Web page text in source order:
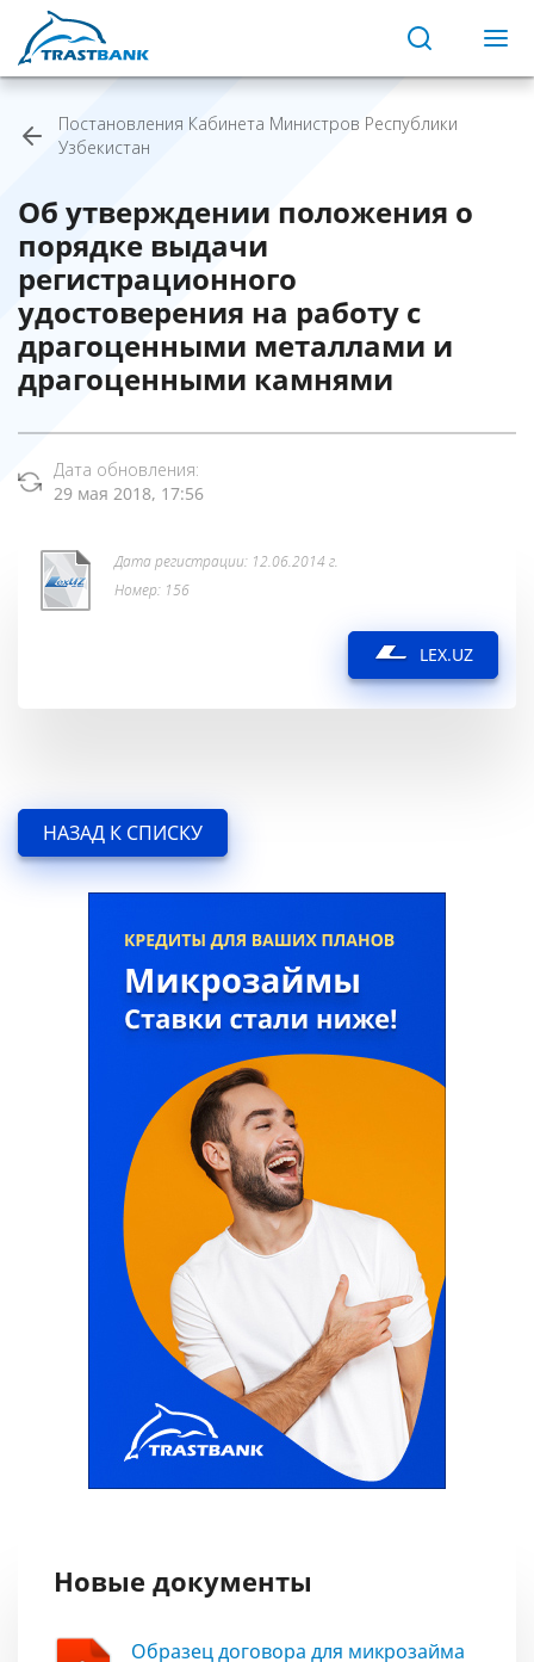
Постановления Кабинета Министров Республики
Узбекистан
Об утверждении положения о
порядке выдачи
регистрационного
удостоверения на работу с
драгоценными металлами и
драгоценными камнями
Дата обновления:
29 мая 2018, 17:56
Дата регистрации: 12.06.2014 г.
Номер: 156
LEX.UZ
НАЗАД К СПИСКУ
Новые документы
Образец договора для микрозайма